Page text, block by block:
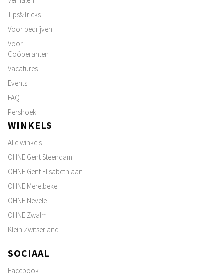
Tips&Tricks
Voor bedrijven
Voor
Coöperanten
Vacatures
Events
FAQ
Pershoek
WINKELS
Alle winkels
OHNE Gent Steendam
OHNE Gent Elisabethlaan
OHNE Merelbeke
OHNE Nevele
OHNE Zwalm
Klein Zwitserland
SOCIAAL
Facebook